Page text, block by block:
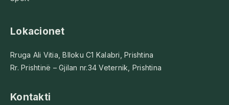
Lokacionet
Rruga Ali Vitia, Blloku C1 Kalabri, Prishtina
Rr. Prishtinë – Gjilan nr.34 Veternik, Prishtina
Kontakti